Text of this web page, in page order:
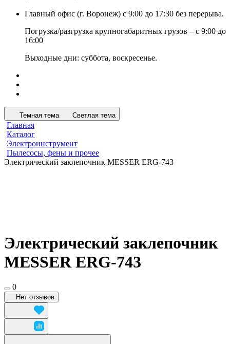
Главный офис (г. Воронеж) с 9:00 до 17:30 без перерыва.
Погрузка/разгрузка крупногабаритных грузов – с 9:00 до
16:00
Выходные дни: суббота, воскресенье.
Темная тема Светлая тема
Главная
Каталог
Электроинструмент
Пылесосы, фены и прочее
Электрический заклепочник MESSER ERG-743
Электрический заклепочник
MESSER ERG-743
0
Нет отзывов